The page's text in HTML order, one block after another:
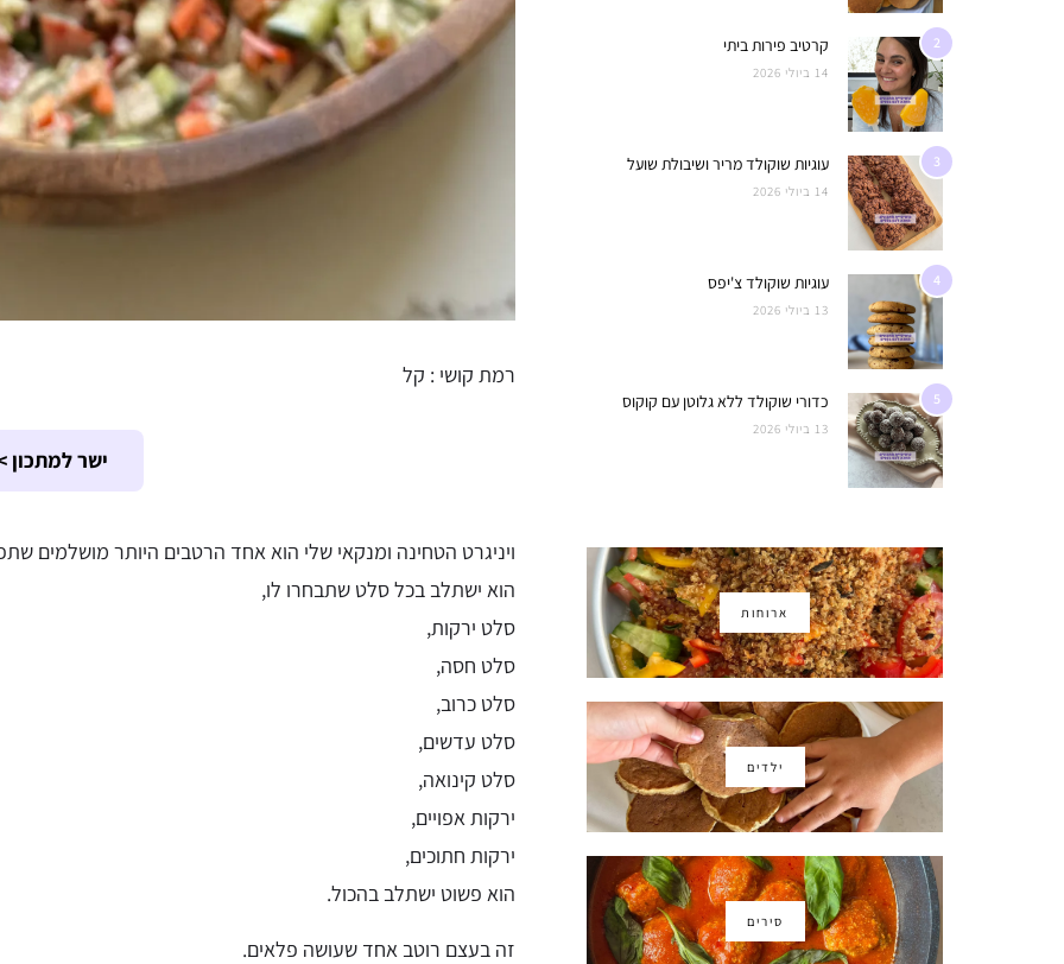
רמת קושי : קל
ישר למתכון
ויניגרט הטחינה ומנקאי שלי הוא אחד הרטבים היותר מושלמים
הוא ישתלב בכל סלט שתבחרו לו,
סלט ירקות,
סלט חסה,
סלט כרוב,
סלט עדשים,
סלט קינואה,
ירקות אפויים,
ירקות חתוכים,
הוא פשוט ישתלב בהכול.
זה בעצם רוטב אחד שעושה פלאים.
2 קרטיב פירות ביתי
14 ביולי 2026
3 עוגיות שוקולד מריר ושיבולת שועל
14 ביולי 2026
4 עוגיות שוקולד צ'יפס
13 ביולי 2026
5 כדורי שוקולד ללא גלוטן עם קוקוס
13 ביולי 2026
ארוחות
ילדים
סירים